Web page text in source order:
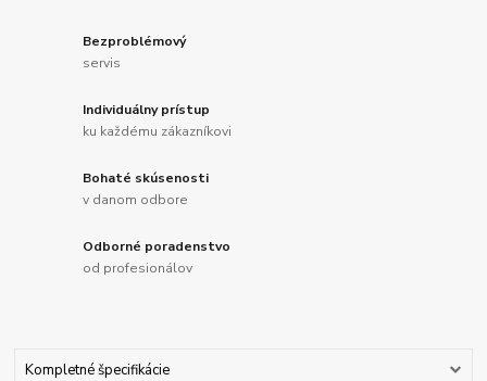
Bezproblémový
servis
Individuálny prístup
ku každému zákazníkovi
Bohaté skúsenosti
v danom odbore
Odborné poradenstvo
od profesionálov
Kompletné špecifikácie